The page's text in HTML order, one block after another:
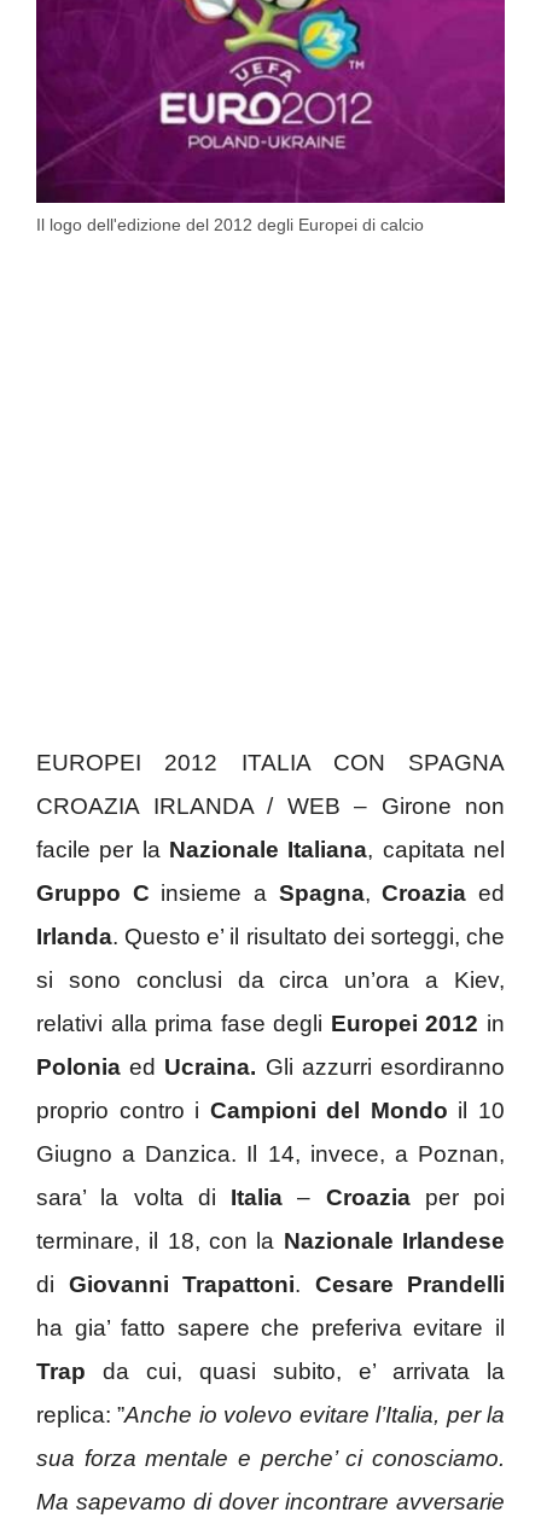
Il logo dell'edizione del 2012 degli Europei di calcio
EUROPEI 2012 ITALIA CON SPAGNA
CROAZIA IRLANDA / WEB – Girone non
facile per la Nazionale Italiana, capitata nel
Gruppo C insieme a Spagna,Croazia ed
Irlanda. Questo e’ il risultato dei sorteggi, che
si sono conclusi da circa un’ora a Kiev,
relativi alla prima fase degli Europei 2012 in
Poloniaed Ucraina. Gli azzurri esordiranno
proprio contro i Campioni del Mondo il 10
Giugno a Danzica. Il 14, invece, a Poznan,
sara’ la volta di Italia – Croaziaper poi
terminare, il 18, con la Nazionale Irlandese
di Giovanni Trapattoni. Cesare Prandelli
ha gia’ fatto sapere che preferiva evitare il
Trap da cui, quasi subito, e’ arrivata la
replica: ”Anche io volevo evitare l’Italia, per la
sua forza mentale e perche’ ci conosciamo.
Ma sapevamo di dover incontrare avversarie